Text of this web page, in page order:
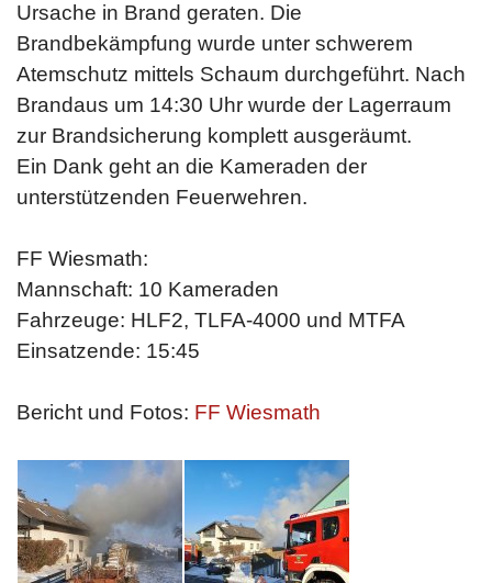
Ursache in Brand geraten. Die
Brandbekämpfung wurde unter schwerem
Atemschutz mittels Schaum durchgeführt. Nach
Brandaus um 14:30 Uhr wurde der Lagerraum
zur Brandsicherung komplett ausgeräumt.
Ein Dank geht an die Kameraden der
unterstützenden Feuerwehren.
FF Wiesmath:
Mannschaft: 10 Kameraden
Fahrzeuge: HLF2, TLFA-4000 und MTFA
Einsatzende: 15:45
Bericht und Fotos: FF Wiesmath